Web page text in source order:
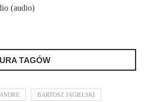
(audio)
TAGÓW
ANDRE BARTOSZ JAGIELSKI